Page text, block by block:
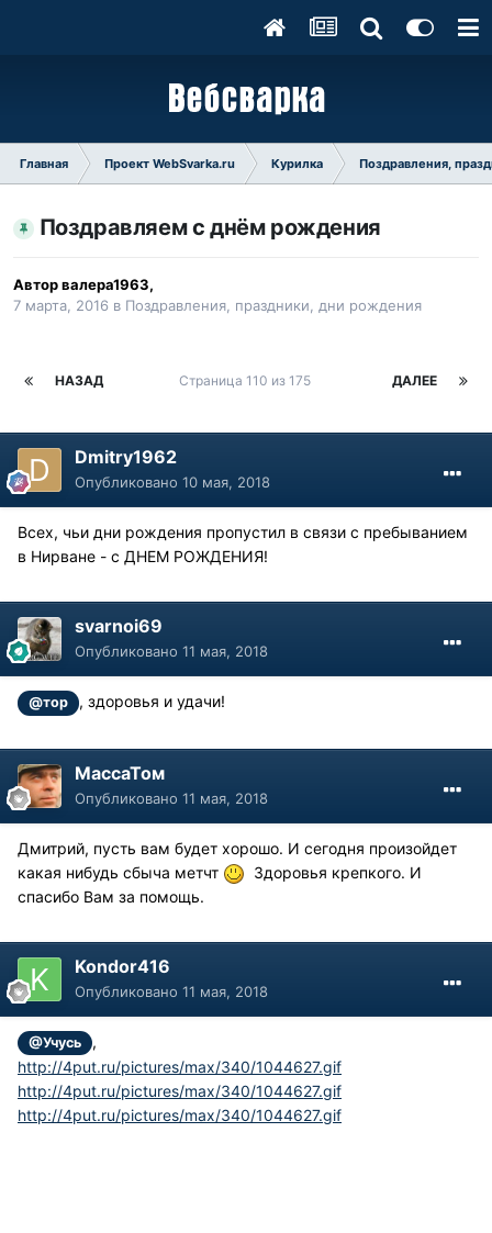
Главная Проект WebSvarka.ru Курилка Поздравления,
Поздравляем с днём рождения
Авторвалера1963,
7 марта, 2016 в Поздравления, праздники, дни рождения
НАЗАД ДАЛЕЕ
Страница 110 из 175
Dmitry1962
Опубликовано 10 мая, 2018
Всех, чьи дни рождения пропустил в связи с пребыванием
в Нирване - с ДНЕМ РОЖДЕНИЯ!
svarnoi69
Опубликовано 11 мая, 2018
@тор , здоровья и удачи!
МассаТом
Опубликовано 11 мая, 2018
Дмитрий, пусть вам будет хорошо. И сегодня произойдет
какая нибудь сбыча метчт
Здоровья крепкого. И
спасибо Вам за помощь.
Kondor416
Опубликовано 11 мая, 2018
@Учусь
,
http://4put.ru/pictures/max/340/1044627.gif
http://4put.ru/pictures/max/340/1044627.gif
http://4put.ru/pictures/max/340/1044627.gif